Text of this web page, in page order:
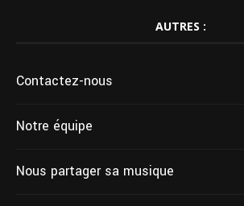
AUTRES :
Contactez-nous
Notre équipe
Nous partager sa musique